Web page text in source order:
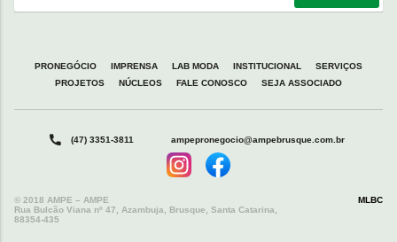
PRONEGÓCIO IMPRENSA LAB MODA INSTITUCIONAL
SERVIÇOS
PROJETOS
NÚCLEOS FALE CONOSCO SEJA ASSOCIADO
(47) 3351-3811 ampepronegocio@ampebrusque.com.br
© 2018 AMPE – AMPE
Rua Bulcão Viana nº 47, Azambuja, Brusque, Santa Catarina,
88354-435
MLBC